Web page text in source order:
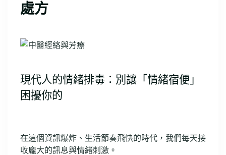
處方
現代人的情緒排毒：別讓「情緒宿便」
困擾你的
在這個資訊爆炸、生活節奏飛快的時代，我們每天接
收龐大的訊息與情緒刺激。